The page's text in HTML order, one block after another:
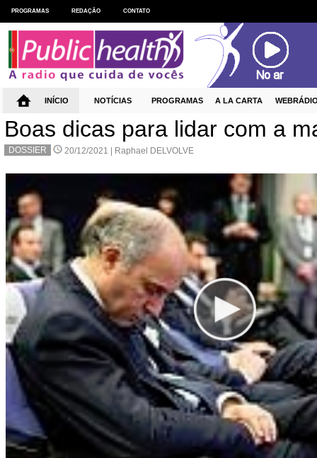
Boas dicas para lidar com a
DOSSIER 20/12/2021 | Raphael DELVOLVE
PROGRAMAS REDAÇÃO CONTATO
INÍCIO NOTÍCIAS PROGRAMAS A LA CARTA